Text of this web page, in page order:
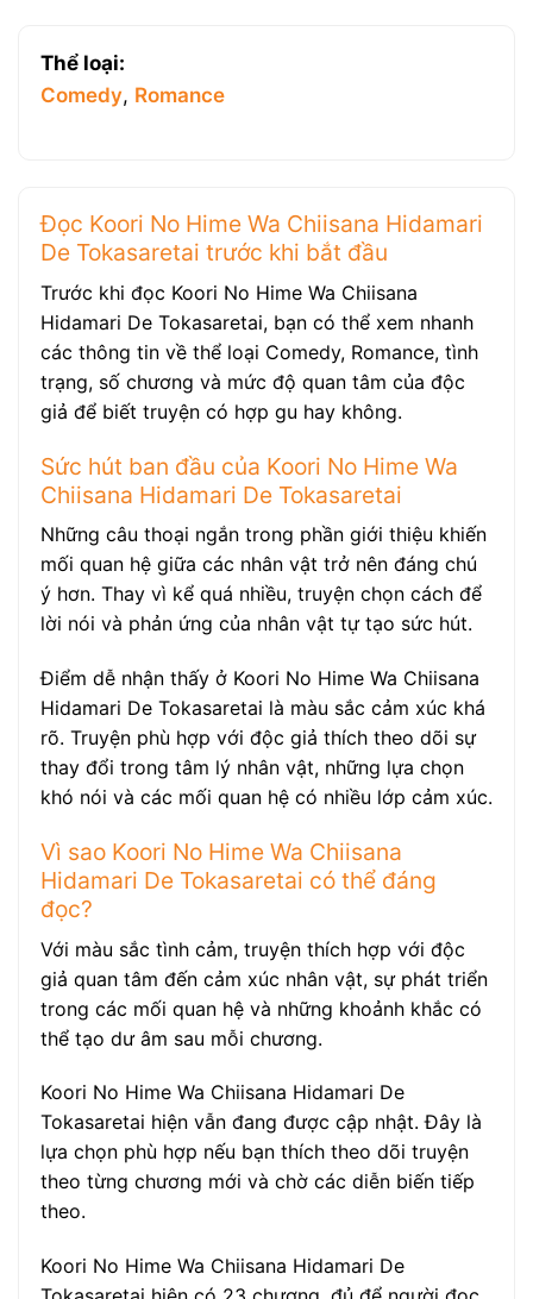
Thể loại:
Comedy, Romance
Đọc Koori No Hime Wa Chiisana Hidamari
De Tokasaretai trước khi bắt đầu
Trước khi đọc Koori No Hime Wa Chiisana
Hidamari De Tokasaretai, bạn có thể xem nhanh
các thông tin về thể loại Comedy, Romance, tình
trạng, số chương và mức độ quan tâm của độc
giả để biết truyện có hợp gu hay không.
Sức hút ban đầu của Koori No Hime Wa
Chiisana Hidamari De Tokasaretai
Những câu thoại ngắn trong phần giới thiệu khiến
mối quan hệ giữa các nhân vật trở nên đáng chú
ý hơn. Thay vì kể quá nhiều, truyện chọn cách để
lời nói và phản ứng của nhân vật tự tạo sức hút.
Điểm dễ nhận thấy ở Koori No Hime Wa Chiisana
Hidamari De Tokasaretai là màu sắc cảm xúc khá
rõ. Truyện phù hợp với độc giả thích theo dõi sự
thay đổi trong tâm lý nhân vật, những lựa chọn
khó nói và các mối quan hệ có nhiều lớp cảm xúc.
Vì sao Koori No Hime Wa Chiisana
Hidamari De Tokasaretai có thể đáng
đọc?
Với màu sắc tình cảm, truyện thích hợp với độc
giả quan tâm đến cảm xúc nhân vật, sự phát triển
trong các mối quan hệ và những khoảnh khắc có
thể tạo dư âm sau mỗi chương.
Koori No Hime Wa Chiisana Hidamari De
Tokasaretai hiện vẫn đang được cập nhật. Đây là
lựa chọn phù hợp nếu bạn thích theo dõi truyện
theo từng chương mới và chờ các diễn biến tiếp
theo.
Koori No Hime Wa Chiisana Hidamari De